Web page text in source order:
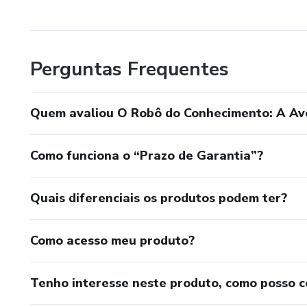
Além de educativo, a leitura é uma forma fantástica de
aventura pode proporcionar horas de prazer,
Transforme Sua Leitura em Uma Jornada de Descobertas!
Não perca a oportunidade e adquira já o seu e
e divertida.
Explore, Compre e Desfrute Agora!
Perguntas Frequentes
Quem avaliou O Robô do Conhecimento: A
Como funciona o “Prazo de Garantia”?
Quais diferenciais os produtos podem ter?
Como acesso meu produto?
Tenho interesse neste produto, como posso